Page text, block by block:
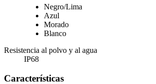
Negro/Lima
Azul
Morado
Blanco
Resistencia al polvo y al agua
IP68
Características